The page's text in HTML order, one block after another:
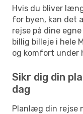
Hvis du bliver
for byen, kan det
rejse på dine
billig billeje i hele
og komfort under
Sikr dig din
dag
Planlæg din rejse